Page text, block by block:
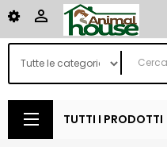

TUTTI I PRODOTTI